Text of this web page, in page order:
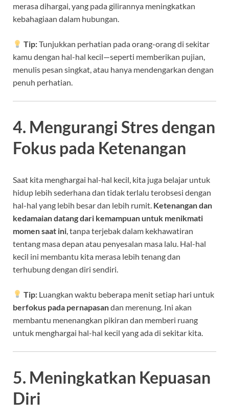
merasa dihargai, yang pada gilirannya meningkatkan
kebahagiaan dalam hubungan.
Tip:Tunjukkan perhatian pada orang-orang di sekitar
kamu dengan hal-hal kecil—seperti memberikan pujian,
menulis pesan singkat, atau hanya mendengarkan dengan
penuh perhatian.
4. Mengurangi Stres dengan
Fokus pada Ketenangan
Saat kita menghargai hal-hal kecil, kita juga belajar untuk
hidup lebih sederhana dan tidak terlalu terobsesi dengan
hal-hal yang lebih besar dan lebih rumit. Ketenangan dan
kedamaian datang dari kemampuan untuk menikmati
momen saat ini , tanpa terjebak dalam kekhawatiran
tentang masa depan atau penyesalan masa lalu. Hal-hal
kecil ini membantu kita merasa lebih tenang dan
terhubung dengan diri sendiri.
Tip: Luangkan waktu beberapa menit setiap hari untuk
berfokus pada pernapasandan merenung. Ini akan
membantu menenangkan pikiran dan memberi ruang
untuk menghargai hal-hal kecil yang ada di sekitar kita.
5. Meningkatkan Kepuasan
Diri